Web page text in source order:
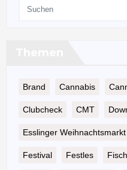
Brand Cannabis
Clubcheck CMT
Esslinger Weihnachtsmarkt
Festival Festles